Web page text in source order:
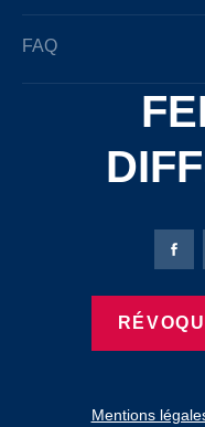
FAQ
Mentions